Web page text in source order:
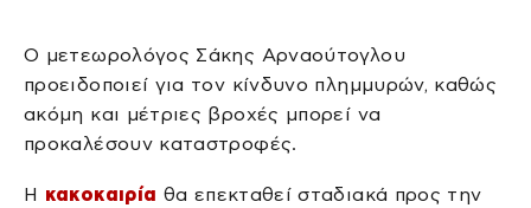
Ο μετεωρολόγος Σάκης Αρναούτογλου
προειδοποιεί για τον κίνδυνο πλημμυρών, καθώς
ακόμη και μέτριες βροχές μπορεί να
προκαλέσουν καταστροφές.
Η κακοκαιρία θα επεκταθεί σταδιακά προς την